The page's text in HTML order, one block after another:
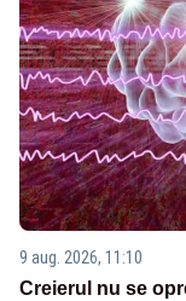
9 aug. 2026, 11:10
Creierul nu se